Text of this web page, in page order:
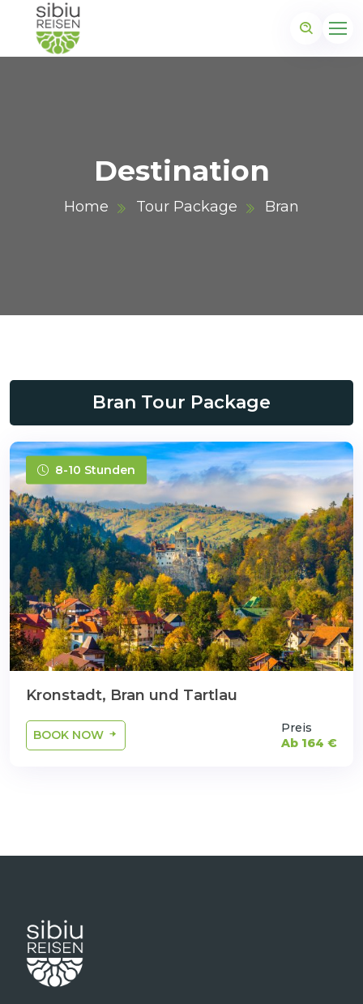
Destination
Home Tour Package Bran
Bran Tour Package
8-10 Stunden
Kronstadt, Bran und Tartlau
BOOK NOW
Preis
Ab 164 €